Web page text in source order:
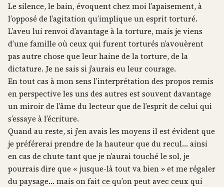
Le silence, le bain, évoquent chez moi l’apaisement, à
l’opposé de l’agitation qu’implique un esprit torturé.
L’aveu lui renvoi d’avantage à la torture, mais je viens
d’une famille où ceux qui furent torturés n’avouèrent
pas autre chose que leur haine de la torture, de la
dictature. Je ne sais si j’aurais eu leur courage.
En tout cas à mon sens l’interprétation des propos remis
en perspective les uns des autres est souvent davantage
un miroir de l’âme du lecteur que de l’esprit de celui qui
s’essaye à l’écriture.
Quand au reste, si j’en avais les moyens il est évident que
je préférerai prendre de la hauteur que du recul… ainsi
en cas de chute tant que je n’aurai touché le sol, je
pourrais dire que « jusque-là tout va bien » et me régaler
du paysage… mais on fait ce qu’on peut avec ceux qui